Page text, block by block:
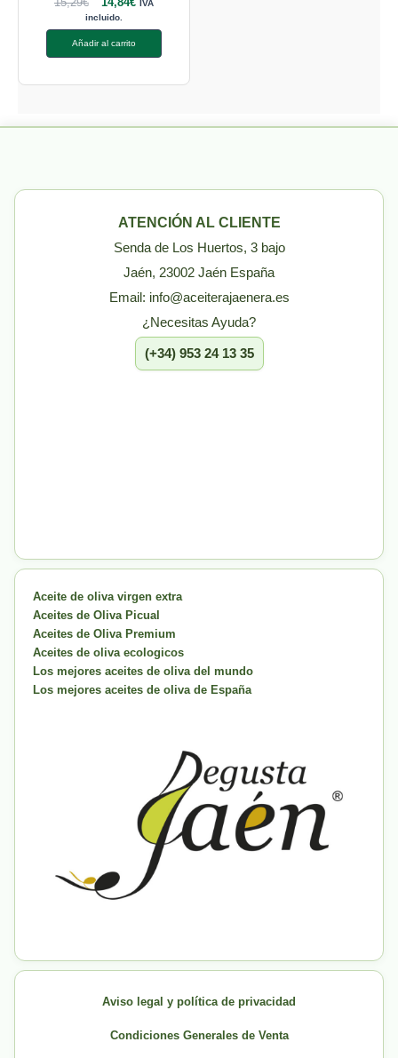
IVA
incluido.
Añadir al carrito
ATENCIÓN AL CLIENTE
Senda de Los Huertos, 3 bajo
Jaén, 23002 Jaén España
Email: info@aceiterajaenera.es
¿Necesitas Ayuda?
(+34) 953 24 13 35
Aceite de oliva virgen extra
Aceites de Oliva Picual
Aceites de Oliva Premium
Aceites de oliva ecologicos
Los mejores aceites de oliva del mundo
Los mejores aceites de oliva de España
Aviso legal y política de privacidad
Condiciones Generales de Venta